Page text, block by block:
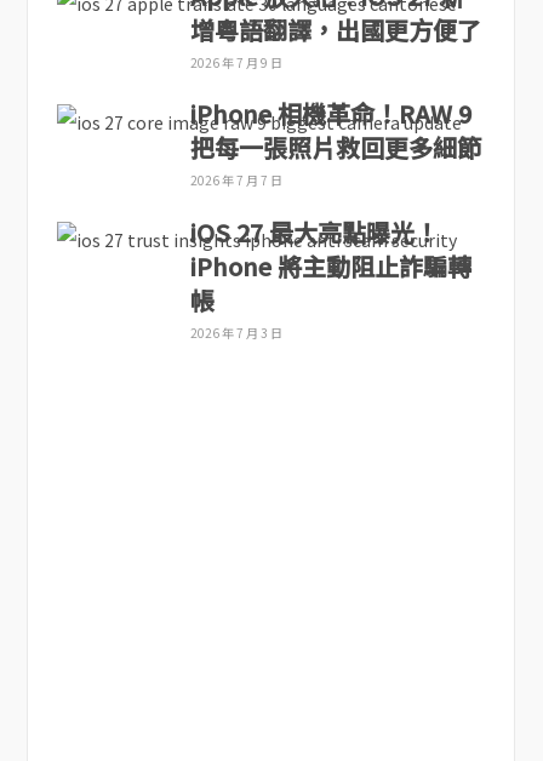
增粵語翻譯，出國更方便了
2026 年 7 月 9 日
iPhone 相機革命！RAW 9
把每一張照片救回更多細節
2026 年 7 月 7 日
iOS 27 最大亮點曝光！
iPhone 將主動阻止詐騙轉
帳
2026 年 7 月 3 日